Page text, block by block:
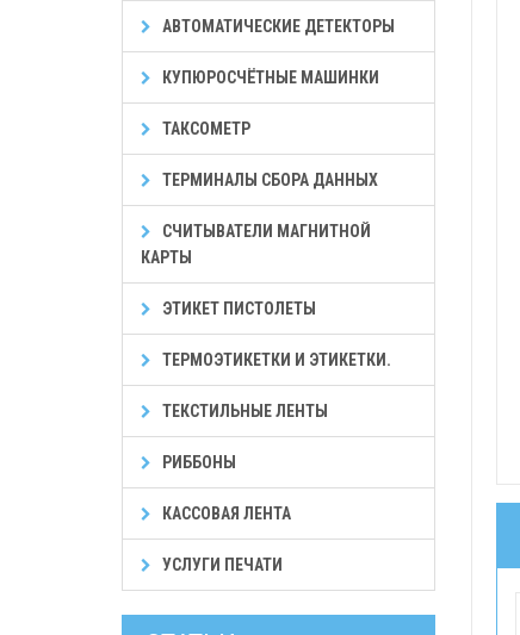
АВТОМАТИЧЕСКИЕ ДЕТЕКТОРЫ
КУПЮРОСЧЁТНЫЕ МАШИНКИ
ТАКСОМЕТР
ТЕРМИНАЛЫ СБОРА ДАННЫХ
СЧИТЫВАТЕЛИ МАГНИТНОЙ
КАРТЫ
ЭТИКЕТ ПИСТОЛЕТЫ
ТЕРМОЭТИКЕТКИ И ЭТИКЕТКИ.
ТЕКСТИЛЬНЫЕ ЛЕНТЫ
РИББОНЫ
КАССОВАЯ ЛЕНТА
УСЛУГИ ПЕЧАТИ